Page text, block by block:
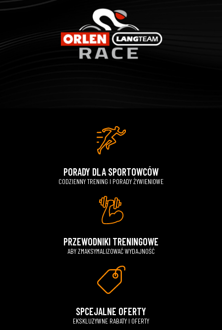
PORADY DLA SPORTOWCÓW
CODZIENNY TRENING I PORADY ŻYWIENIOWE
PRZEWODNIKI TRENINGOWE
ABY ZMAKSYMALIZOWAĆ WYDAJNOŚĆ
SPCEJALNE OFERTY
EKSKLUZYWNE RABATY I OFERTY